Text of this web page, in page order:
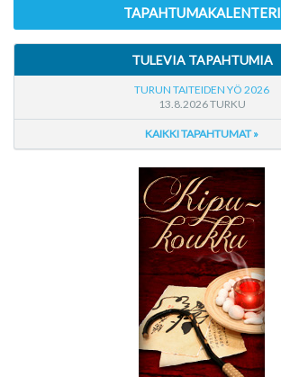
TAPAHTUMAKALENTERI
TULEVIA TAPAHTUMIA
TURUN TAITEIDEN YÖ 2026
13.8.2026 TURKU
KAIKKI TAPAHTUMAT »